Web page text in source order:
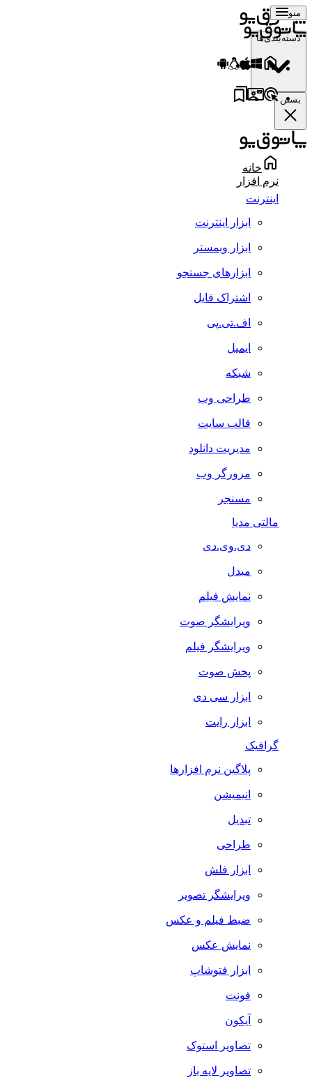
منو
دسته‌بندی‌ها
بستن
خانه
نرم افزار
اینترنت
ابزار اینترنت
ابزار وبمستر
ابزارهای جستجو
اشتراک فایل
اف.تی.پی
ایمیل
شبکه
طراحی وب
قالب سایت
مدیریت دانلود
مرورگر وب
مسنجر
مالتی مدیا
دی.وی.دی
مبدل
نمایش فیلم
ویرایشگر صوت
ویرایشگر فیلم
پخش صوت
ابزار سی دی
ابزار رایت
گرافیک
پلاگین نرم افزارها
انیمیشن
تبدیل
طراحی
ابزار فلش
ویرایشگر تصویر
ضبط فيلم و عكس
نمایش عکس
ابزار فتوشاپ
فونت
آیکون
تصاویر استوک
تصاویر لایه باز